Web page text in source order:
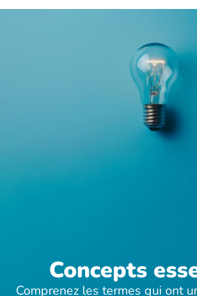
Concepts
Comprenez les termes qui ont